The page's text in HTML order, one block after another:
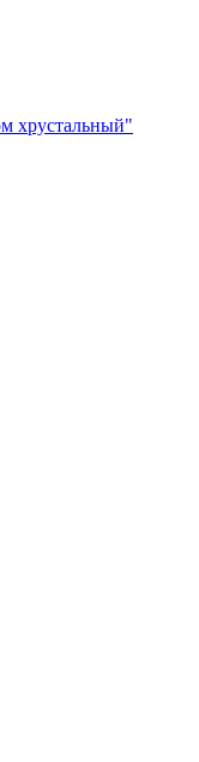
хрустальный"